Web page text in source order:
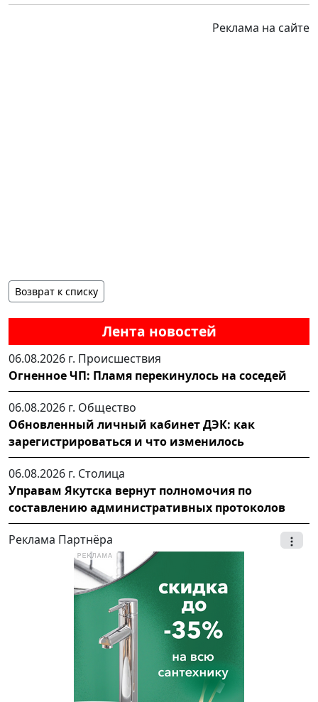
Лента новостей
06.08.2026 г. Происшествия
Огненное ЧП: Пламя перекинулось на соседей
06.08.2026 г. Общество
Обновленный личный кабинет ДЭК: как
зарегистрироваться и что изменилось
06.08.2026 г. Столица
Управам Якутска вернут полномочия по
составлению административных протоколов
Реклама Партнёра
Реклама на сайте
Возврат к списку